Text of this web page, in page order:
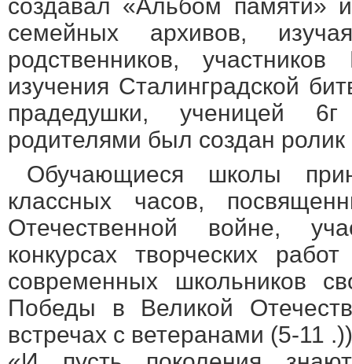
создавал «Альбом памяти»
семейных архивов,
родственников,
изучения Сталинградской
прадедушки, ученицей
родителями был создан
Обучающиеся школы
классных часов,
Отечественной войне,
конкурсах творческих
современных школьников
Победы в Великой
встречах с ветеранами (5-11